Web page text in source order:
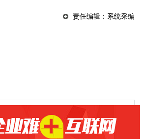
责任编辑：系统采编